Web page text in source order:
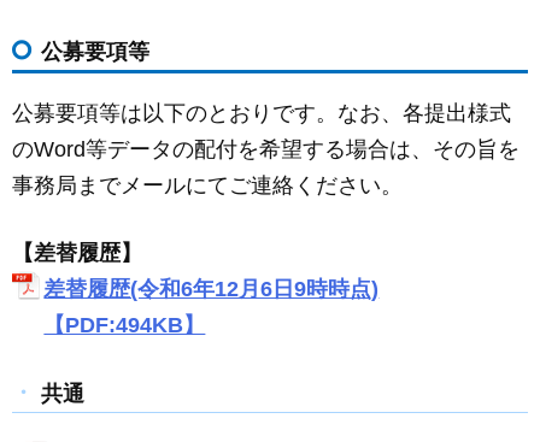
公募要項等
公募要項等は以下のとおりです。なお、各提出様式
のWord等データの配付を希望する場合は、その旨を
事務局までメールにてご連絡ください。
【差替履歴】
差替履歴(令和6年12月6日9時時点)
【PDF:494KB】
共通